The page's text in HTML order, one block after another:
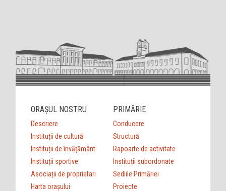
ORAȘUL NOSTRU
Descriere
Instituții de cultură
Instituții de învățământ
Instituții sportive
Asociații de proprietari
Harta orașului
PRIMĂRIE
Conducere
Structură
Rapoarte de activitate
Instituții subordonate
Sediile Primăriei
Proiecte